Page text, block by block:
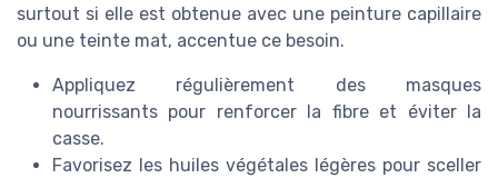
surtout si elle est obtenue avec une peinture capillaire
ou une teinte mat, accentue ce besoin.
Appliquez régulièrement des masques
nourrissants pour renforcer la fibre et éviter la
casse.
Favorisez les huiles végétales légères pour sceller